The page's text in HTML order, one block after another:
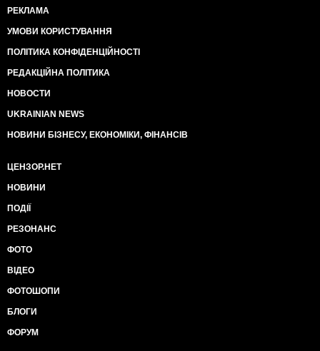
РЕКЛАМА
УМОВИ КОРИСТУВАННЯ
ПОЛІТИКА КОНФІДЕНЦІЙНОСТІ
РЕДАКЦІЙНА ПОЛІТИКА
НОВОСТИ
UKRAINIAN NEWS
НОВИНИ БІЗНЕСУ, ЕКОНОМІКИ, ФІНАНСІВ
ЦЕНЗОР.НЕТ
НОВИНИ
ПОДІЇ
РЕЗОНАНС
ФОТО
ВІДЕО
ФОТОШОПИ
БЛОГИ
ФОРУМ